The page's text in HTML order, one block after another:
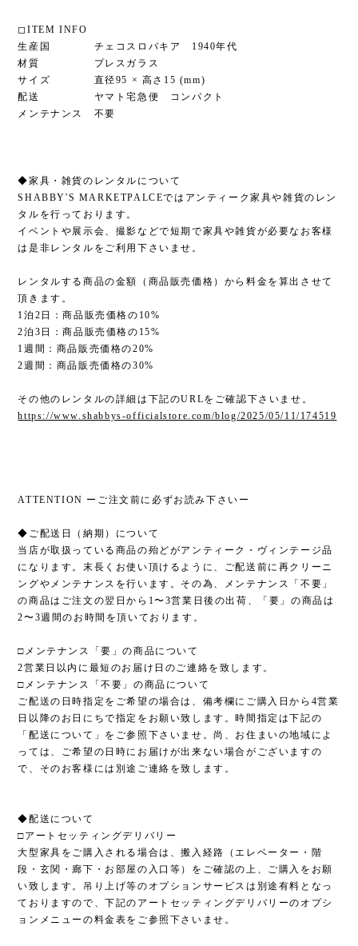
◻︎ITEM INFO
生産国 チェコスロバキア 1940年代
材質 プレスガラス
サイズ 直径95 × 高さ15 (mm)
配送 ヤマト宅急便 コンパクト
メンテナンス 不要
◆家具・雑貨のレンタルについて
SHABBY'S MARKETPALCEではアンティーク家具や雑貨のレン
タルを行っております。
イベントや展示会、撮影などで短期で家具や雑貨が必要なお客様
は是非レンタルをご利用下さいませ。
レンタルする商品の金額（商品販売価格）から料金を算出させて
頂きます。
1泊2日：商品販売価格の10%
2泊3日：商品販売価格の15%
1週間：商品販売価格の20%
2週間：商品販売価格の30%
その他のレンタルの詳細は下記のURLをご確認下さいませ。
https://www.shabbys-officialstore.com/blog/2025/05/11/174519
ATTENTION ーご注文前に必ずお読み下さいー
◆ご配送日（納期）について
当店が取扱っている商品の殆どがアンティーク・ヴィンテージ品
になります。末長くお使い頂けるように、ご配送前に再クリーニ
ングやメンテナンスを行います。その為、メンテナンス「不要」
の商品はご注文の翌日から1〜3営業日後の出荷、「要」の商品は
2〜3週間のお時間を頂いております。
□メンテナンス「要」の商品について
2営業日以内に最短のお届け日のご連絡を致します。
□メンテナンス「不要」の商品について
ご配送の日時指定をご希望の場合は、備考欄にご購入日から4営業
日以降のお日にちで指定をお願い致します。時間指定は下記の
「配送について」をご参照下さいませ。尚、お住まいの地域によ
っては、ご希望の日時にお届けが出来ない場合がございますの
で、そのお客様には別途ご連絡を致します。
◆配送について
□アートセッティングデリバリー
大型家具をご購入される場合は、搬入経路（エレベーター・階
段・玄関・廊下・お部屋の入口等）をご確認の上、ご購入をお願
い致します。吊り上げ等のオプションサービスは別途有料となっ
ておりますので、下記のアートセッティングデリバリーのオプシ
ョンメニューの料金表をご参照下さいませ。